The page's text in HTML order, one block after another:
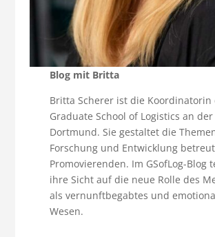
Blog mit Britta
Britta Scherer ist die Koordinatorin
Graduate School of Logistics an der
Dortmund. Sie gestaltet die
Forschung und Entwicklung
Promovierenden. Im GSofLog-Blog
ihre Sicht auf die neue Rolle des
als vernunftbegabtes und
Wesen.